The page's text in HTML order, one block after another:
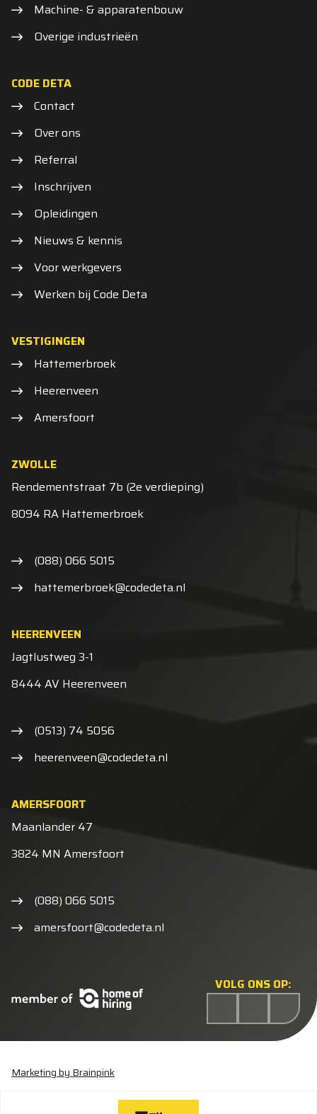
VOLG ONS OP:
Machine- & apparatenbouw
Overige industrieën
CODE DETA
Contact
Over ons
Referral
Inschrijven
Opleidingen
Nieuws & kennis
Voor werkgevers
Werken bij Code Deta
VESTIGINGEN
Hattemerbroek
Heerenveen
Amersfoort
ZWOLLE
Rendementstraat 7b (2e verdieping)
8094 RA Hattemerbroek
(088) 066 5015
hattemerbroek@codedeta.nl
HEERENVEEN
Jagtlustweg 3-1
8444 AV Heerenveen
(0513) 74 5056
heerenveen@codedeta.nl
AMERSFOORT
Maanlander 47
3824 MN Amersfoort
(088) 066 5015
amersfoort@codedeta.nl
Algemene voorwaarden
Marketing by Brainpink